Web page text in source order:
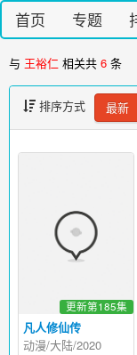
首页 专题
与 王裕仁 相关共 6 条
排序方式 最新
凡人修仙传
更新第185集
动漫/大陆/2020